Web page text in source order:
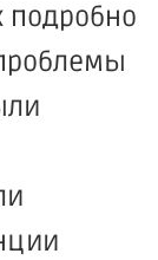
подробно